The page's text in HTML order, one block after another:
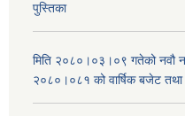
पुस्तिका
मिति २०८०।०३।०९ गतेको नवौ
२०८०।०८१ को वार्षिक बजेट तथा